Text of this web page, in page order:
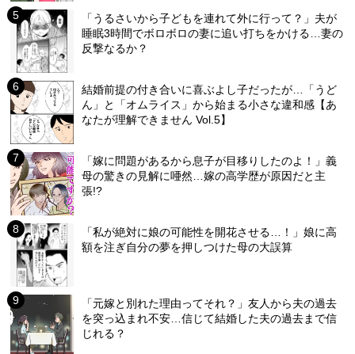
「うるさいから子どもを連れて外に行って？」夫が
睡眠3時間でボロボロの妻に追い打ちをかける…妻の
反撃なるか？
結婚前提の付き合いに喜ぶよし子だったが…「うど
ん」と「オムライス」から始まる小さな違和感【あ
なたが理解できません Vol.5】
「嫁に問題があるから息子が目移りしたのよ！」義
母の驚きの見解に唖然…嫁の高学歴が原因だと主
張!?
「私が絶対に娘の可能性を開花させる…！」娘に高
額を注ぎ自分の夢を押しつけた母の大誤算
「元嫁と別れた理由ってそれ？」友人から夫の過去
を突っ込まれ不安…信じて結婚した夫の過去まで信
じれる？